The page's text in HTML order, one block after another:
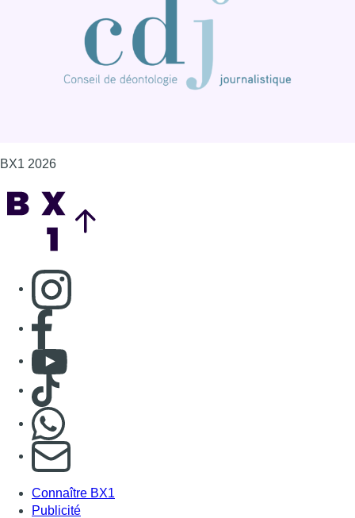
BX1 2026
Consulter page Instagram
Consulter page Facebook
Consulter Youtube
Consulter TikTok
S'abonner à notre newsletter
Connaître BX1
Publicité